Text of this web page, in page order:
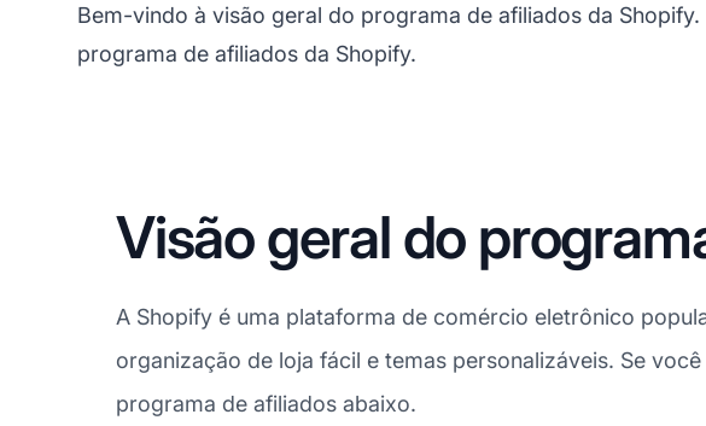
Bem-vindo à visão geral do programa de afiliados da
programa de afiliados da Shopify.
Visão geral do
A Shopify é uma plataforma de comércio eletrônico
organização de loja fácil e temas personalizáveis. Se
programa de afiliados abaixo.